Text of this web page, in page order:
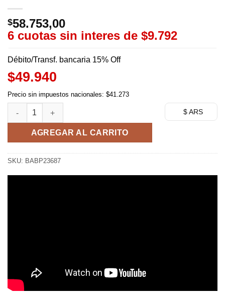
$58.753,00
6 cuotas sin interes de $9.792
Débito/Transf. bancaria 15% Off
$49.940
Precio sin impuestos nacionales: $41.273
$ ARS
Chibiusa Q Posket - Sailor Moon (OUTLET) cantidad
AGREGAR AL CARRITO
SKU: BABP23687